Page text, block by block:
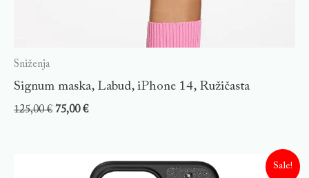
Sniženja
Signum maska, Labud, iPhone 14, Ružičasta
125,00€ 75,00€
Sale!